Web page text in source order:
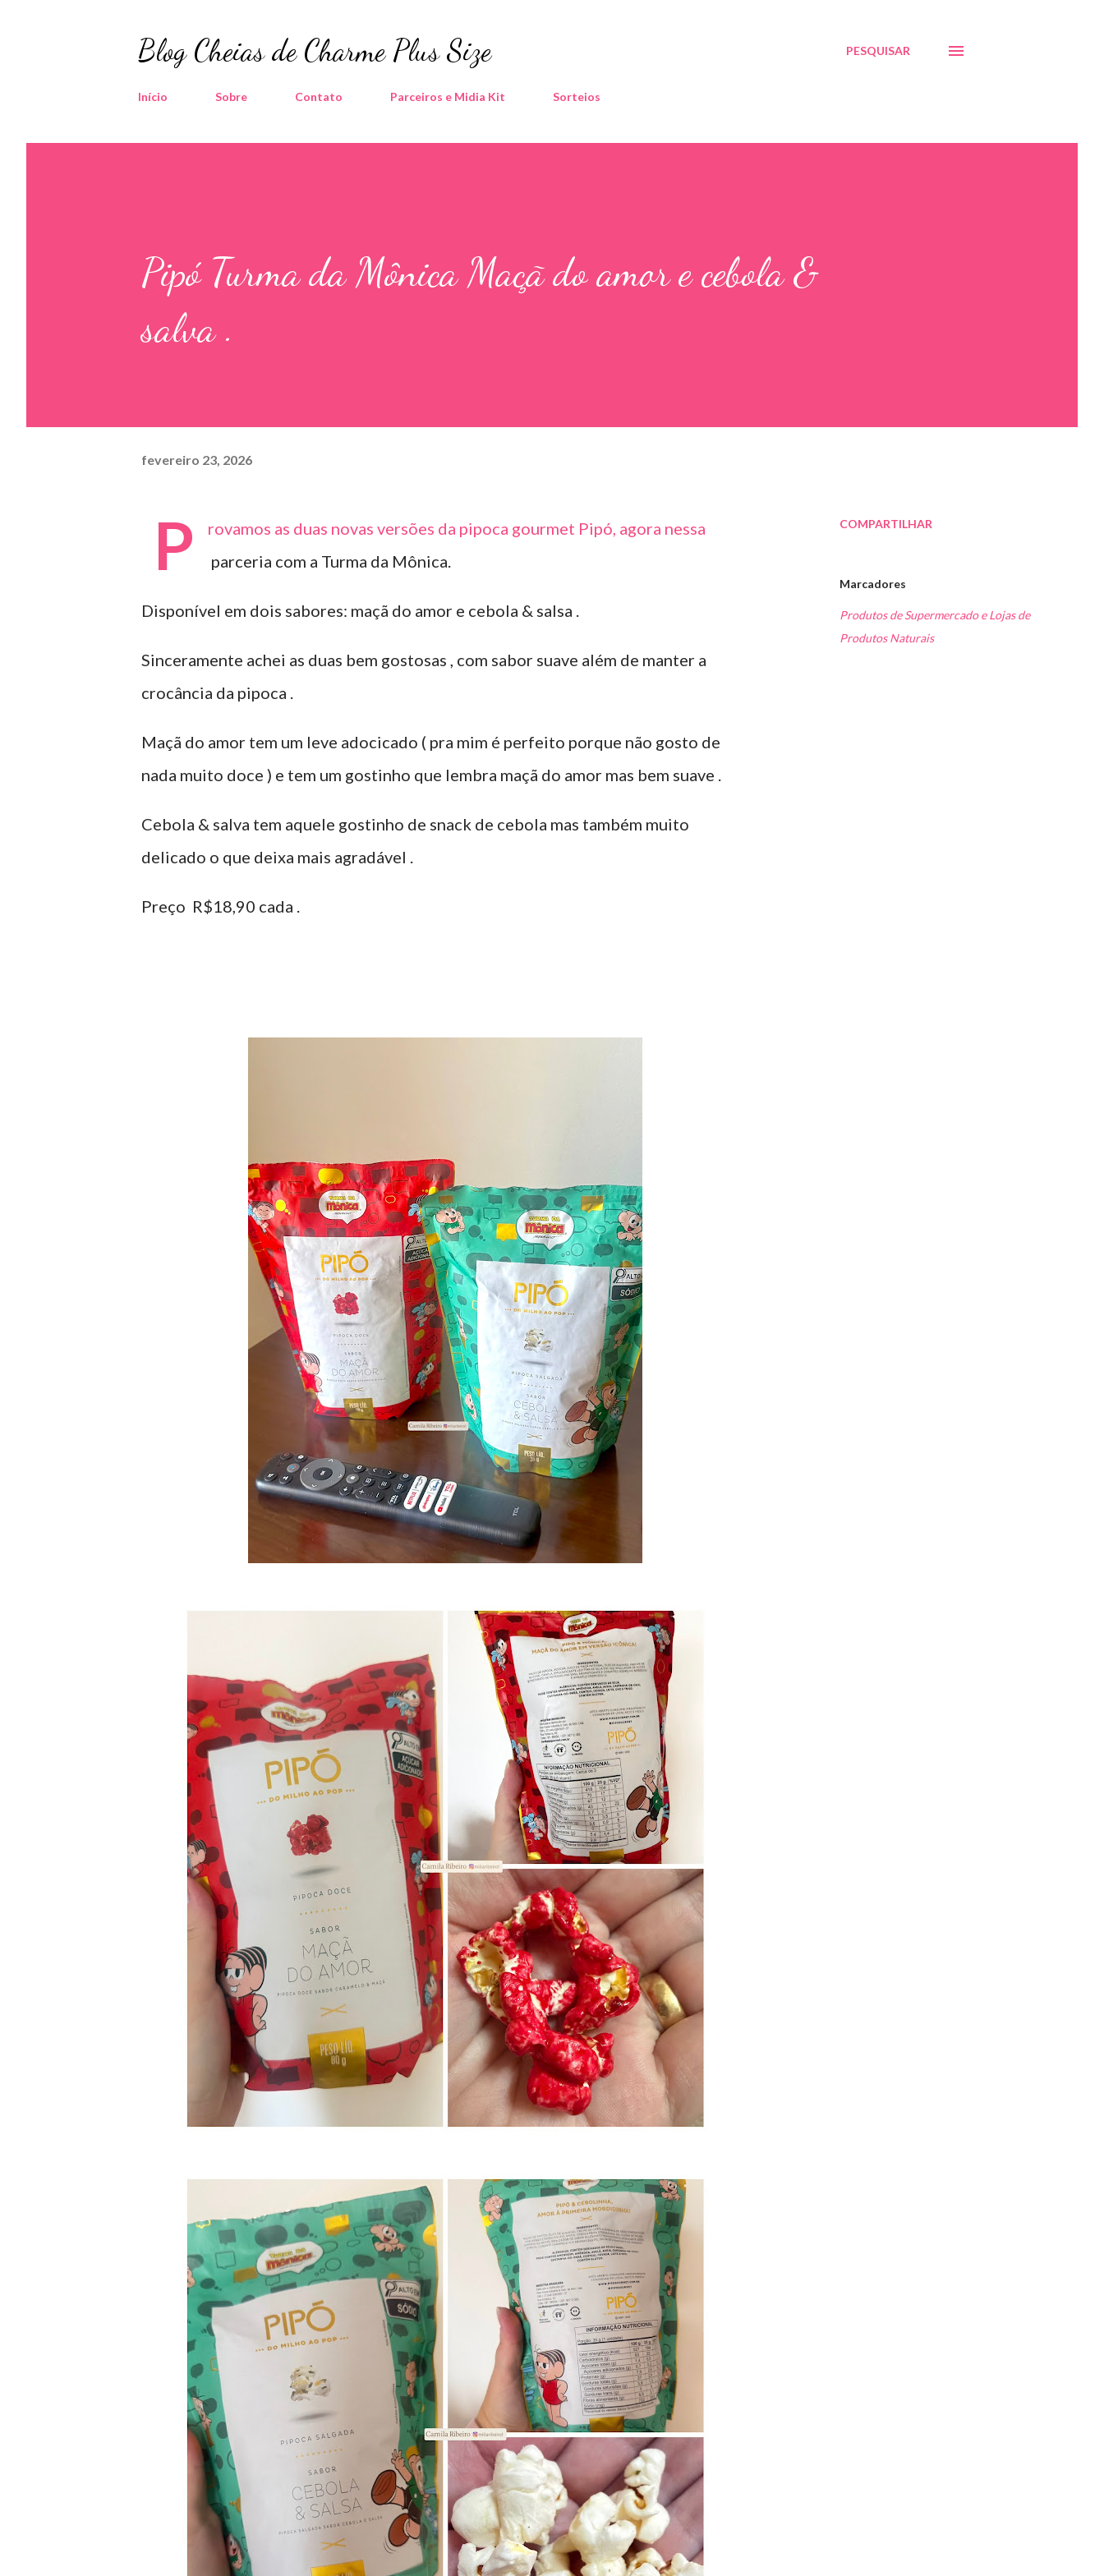
Blog Cheias de Charme Plus Size PESQUISAR
Início Sobre Contato Parceiros e Midia Kit Sorteios
Pipó Turma da Mônica Maçã do amor e cebola &
salva .
fevereiro 23, 2026
P
rovamos as duas novas versões da pipoca gourmet Pipó, agora nessa
parceria com a Turma da Mônica.
Disponível em dois sabores: maçã do amor e cebola & salsa .
Sinceramente achei as duas bem gostosas , com sabor suave além de manter a
crocância da pipoca .
Maçã do amor tem um leve adocicado ( pra mim é perfeito porque não gosto de
nada muito doce ) e tem um gostinho que lembra maçã do amor mas bem suave .
Cebola & salva tem aquele gostinho de snack de cebola mas também muito
delicado o que deixa mais agradável .
Preço R$18,90 cada .
COMPARTILHAR
Marcadores
Produtos de Supermercado e Lojas de
Produtos Naturais